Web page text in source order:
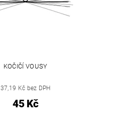
KOČIČÍ VOUSY
37,19 Kč bez DPH
45 Kč